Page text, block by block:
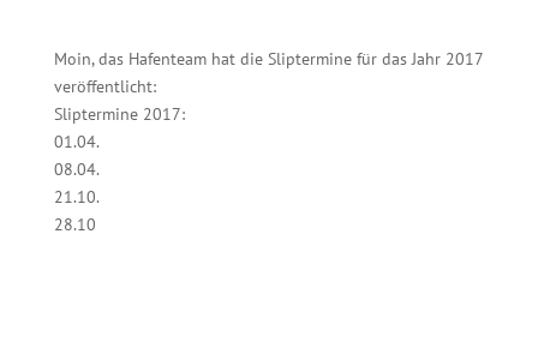
Moin, das Hafenteam hat die Sliptermine für das Jahr 2017
veröffentlicht:
Sliptermine 2017:
01.04.
08.04.
21.10.
28.10